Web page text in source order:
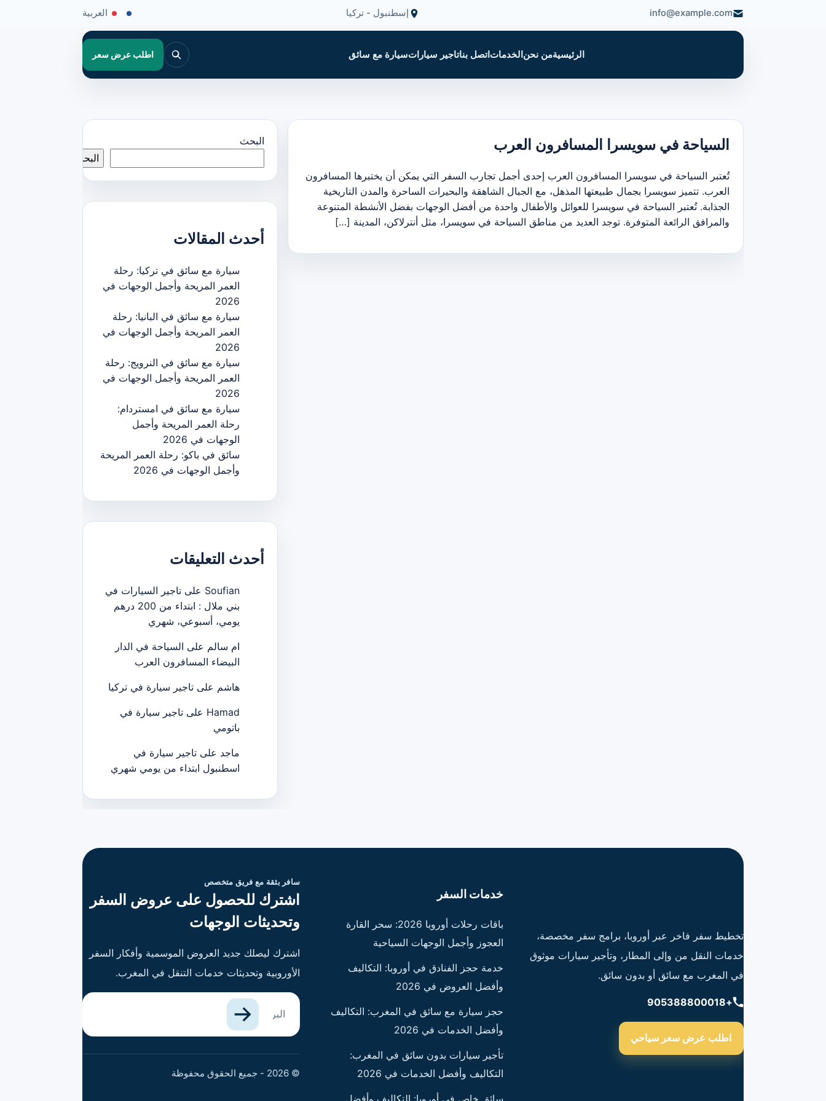
info@example.com إسطنبول - تركيا العربية
الرئيسيةمن نحن الخدمات اتصل بناتاجير سياراتسيارة مع سائق اطلب عرض سعر
السياحة في سويسرا المسافرون العرب
تُعتبر السياحة في سويسرا المسافرون العرب إحدى أجمل تجارب السفر التي يمكن أن يختبرها المسافرون
العرب. تتميز سويسرا بجمال طبيعتها المذهل، مع الجبال الشاهقة والبحيرات الساحرة والمدن التاريخية
الجذابة. تُعتبر السياحة في سويسرا للعوائل والأطفال واحدة من أفضل الوجهات بفضل الأنشطة المتنوعة
والمرافق الرائعة المتوفرة. توجد العديد من مناطق السياحة في سويسرا، مثل أنترلاكن، المدينة […]
البحث
البحث
أحدث المقالات
سيارة مع سائق في تركيا: رحلة
العمر المريحة وأجمل الوجهات في
2026
سيارة مع سائق في البانيا: رحلة
العمر المريحة وأجمل الوجهات في
2026
سيارة مع سائق في النرويج: رحلة
العمر المريحة وأجمل الوجهات في
2026
سيارة مع سائق في امستردام:
رحلة العمر المريحة وأجمل
الوجهات في 2026
سائق في باكو: رحلة العمر المريحة
وأجمل الوجهات في 2026
أحدث التعليقات
Soufian علىتاجير السيارات في
بني ملال : ابتداء من 200 درهم
يومي، أسبوعي، شهري
ام سالم على السياحة في الدار
البيضاء المسافرون العرب
هاشم علىتاجير سيارة في تركيا
Hamad علىتاجير سيارة في
باتومي
ماجد علىتاجير سيارة في
اسطنبول ابتداء من يومي شهري
تخطيط سفر فاخر عبر أوروبا، برامج سفر مخصصة،
خدمات النقل من وإلى المطار، وتأجير سيارات موثوق
في المغرب مع سائق أو بدون سائق.
+905388800018
اطلب عرض سعر سياحي
خدمات السفر
باقات رحلات أوروبا 2026: سحر القارة
العجوز وأجمل الوجهات السياحية
خدمة حجز الفنادق في أوروبا: التكاليف
وأفضل العروض في 2026
حجز سيارة مع سائق في المغرب: التكاليف
وأفضل الخدمات في 2026
تأجير سيارات بدون سائق في المغرب:
التكاليف وأفضل الخدمات في 2026
سافر بثقة مع فريق متخصص
اشترك للحصول على عروض السفر
وتحديثات الوجهات
اشترك ليصلك جديد العروض الموسمية وأفكار السفر
الأوروبية وتحديثات خدمات التنقل في المغرب.
البريد الإلكتروني
© 2026 - جميع الحقوق محفوظة